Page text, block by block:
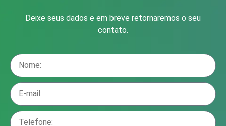
Deixe seus dados e em breve retornaremos o seu
contato.